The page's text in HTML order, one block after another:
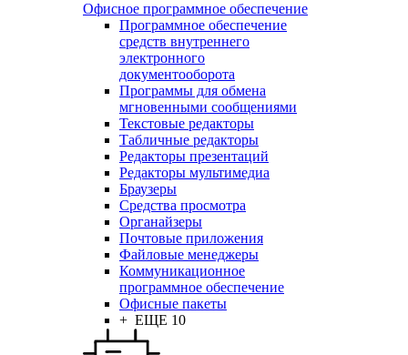
Офисное программное обеспечение
Программное обеспечение
средств внутреннего
электронного
документооборота
Программы для обмена
мгновенными сообщениями
Текстовые редакторы
Табличные редакторы
Редакторы презентаций
Редакторы мультимедиа
Браузеры
Средства просмотра
Органайзеры
Почтовые приложения
Файловые менеджеры
Коммуникационное
программное обеспечение
Офисные пакеты
+ ЕЩЕ 10